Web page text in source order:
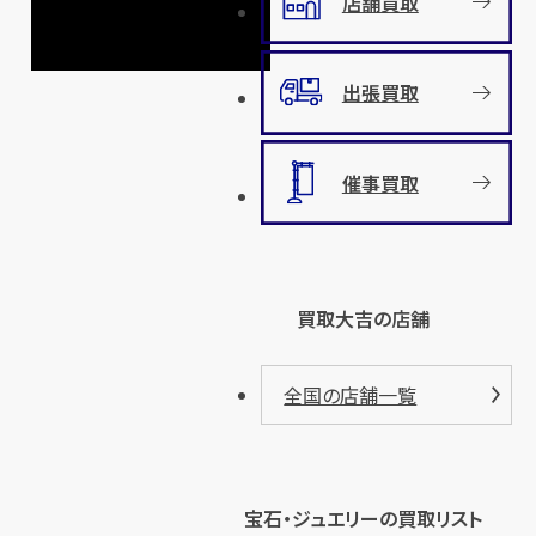
出張買取
催事買取
買取大吉の店舗
全国の店舗一覧
宝石・ジュエリーの買取リスト